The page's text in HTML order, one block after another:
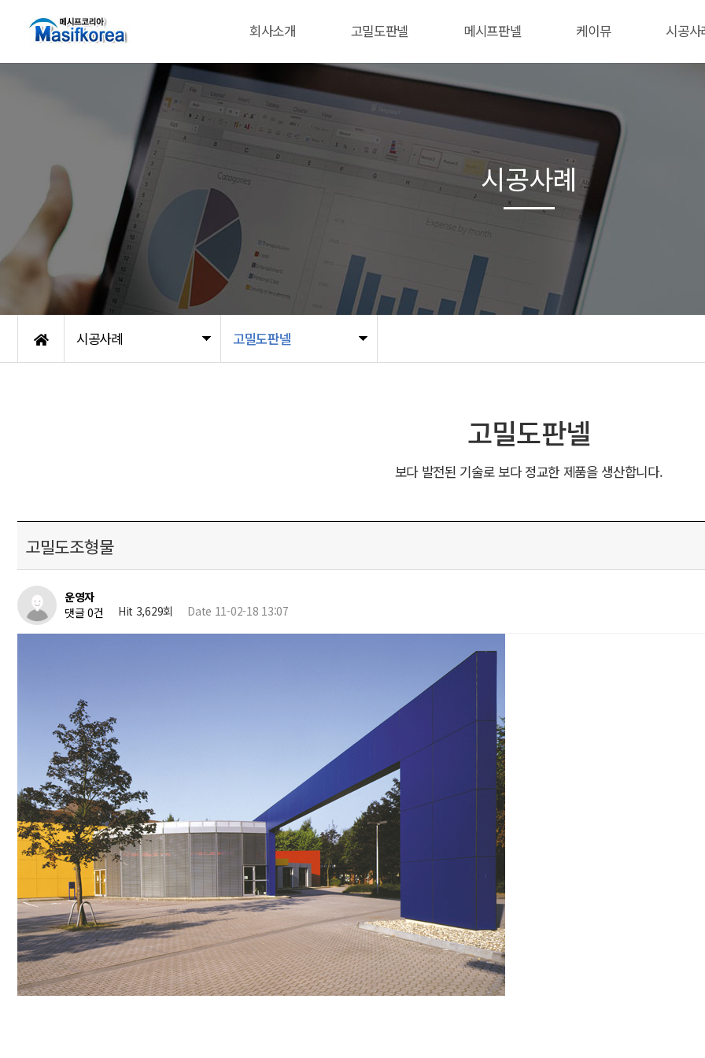
회사소개 고밀도판넬 메시프판넬 케이뮤 시공사
시공사례 고밀도판넬
시공사례
고밀도판넬
보다 발전된 기술로 보다 정교한 제품을 생산합니다.
고밀도조형물
운영자
댓글 0건
Hit 3,629회 Date 11-02-18 13:07